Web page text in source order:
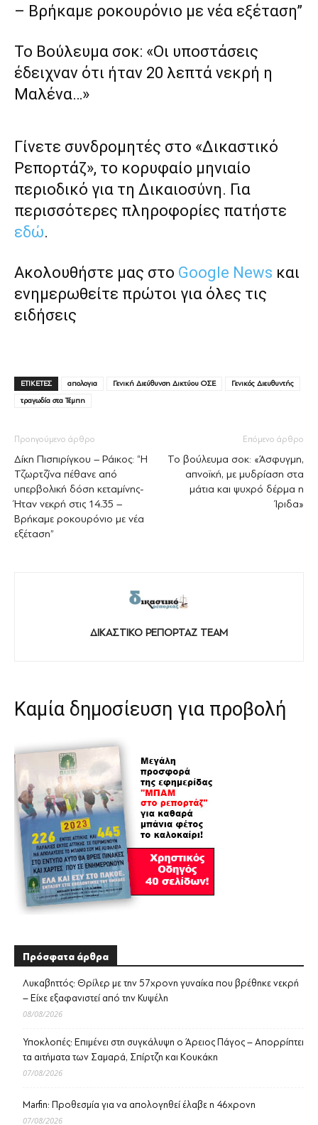
– Βρήκαμε ροκουρόνιο με νέα εξέταση”
Το Βούλευμα σοκ: «Οι υποστάσεις
έδειχναν ότι ήταν 20 λεπτά νεκρή η
Μαλένα…»
Γίνετε συνδρομητές στο «Δικαστικό
Ρεπορτάζ», το κορυφαίο μηνιαίο
περιοδικό για τη Δικαιοσύνη. Για
περισσότερες πληροφορίες πατήστε
εδώ.
Ακολουθήστε μας στο Google News και
ενημερωθείτε πρώτοι για όλες τις
ειδήσεις
ΕΤΙΚΕΤΕΣ απολογια Γενική Διεύθυνση Δικτύου ΟΣΕ
Γενικός Διευθυντής
τραγωδία στα Τέμπη
Προηγούμενο άρθρο
Δίκη Πισπιρίγκου – Ράικος: “Η
Τζωρτζίνα πέθανε από
υπερβολική δόση κεταμίνης-
Ήταν νεκρή στις 14.35 –
Βρήκαμε ροκουρόνιο με νέα
εξέταση”
Επόμενο άρθρο
To βούλευμα σοκ: «Άσφυγμη,
απνοϊκή, με μυδρίαση στα
μάτια και ψυχρό δέρμα η
Ίριδα»
ΔΙΚΑΣΤΙΚΟ ΡΕΠΟΡΤΑΖ TEAM
Καμία δημοσίευση για προβολή
Πρόσφατα άρθρα
Λυκαβηττός: Θρίλερ με την 57χρονη γυναίκα που βρέθηκε νεκρή
– Είχε εξαφανιστεί από την Κυψέλη
08/08/2026
Υποκλοπές: Επιμένει στη συγκάλυψη ο Άρειος Πάγος – Απορρίπτει
τα αιτήματα των Σαμαρά, Σπίρτζη και Κουκάκη
07/08/2026
Marfin: Προθεσμία για να απολογηθεί έλαβε η 46χρονη
07/08/2026